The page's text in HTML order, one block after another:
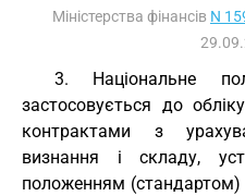
Міністерства фінансів N
3. Національне
застосовується до
контрактами з
визнання і складу,
положенням (стандартом)